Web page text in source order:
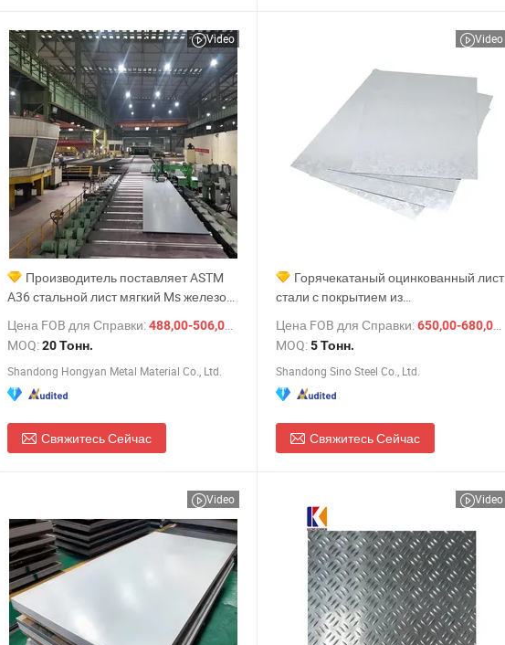
Video
Производитель поставляет ASTM
A36 стальной лист мягкий Ms железо
низкоуглеродный стальной лист рулон
цена для строительного материала
Цена FOB для Справки:488,00-506,00 $
/ Тонн.
MOQ:20 Тонн.
Shandong Hongyan Metal Material Co., Ltd.
Свяжитесь Сейчас
Video
Горячекатаный оцинкованный лист
стали с покрытием из
Цена FOB для Справки:650,00-680,00 $
MOQ:5 Тонн.
Shandong Sino Steel Co., Ltd.
Свяжитесь Сейчас
Video Video